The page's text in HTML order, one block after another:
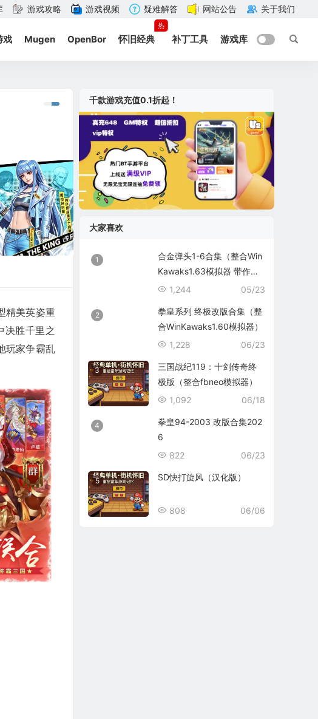
游戏攻略 游戏视频 疑难解答 网站公告 关于我们
戏 Mugen OpenBor 怀旧经典
热
补丁工具 游戏库
精美英姿重
决胜千里之
玩家争霸乱
千款游戏充值0.1折起！
大家喜欢
1
合金弹头1-6合集（整合Win
Kawaks1.63模拟器 带作弊
码）
05/23
1,244
2
拳皇系列 终极改版合集（整
合WinKawaks1.60模拟器）
06/23
1,228
3
三国战纪119：十剑传奇终
极版（整合fbneo模拟器）
06/18
1,092
4
拳皇94-2003 改版合集202
6
06/23
822
5 SD快打旋风（汉化版）
06/06
808